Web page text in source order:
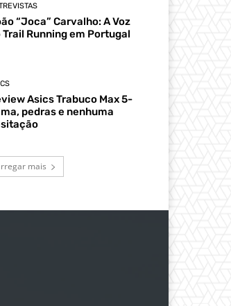
“Joca” Carvalho: A Voz
Trail Running em Portugal
Asics Trabuco Max 5-
pedras e nenhuma
mais